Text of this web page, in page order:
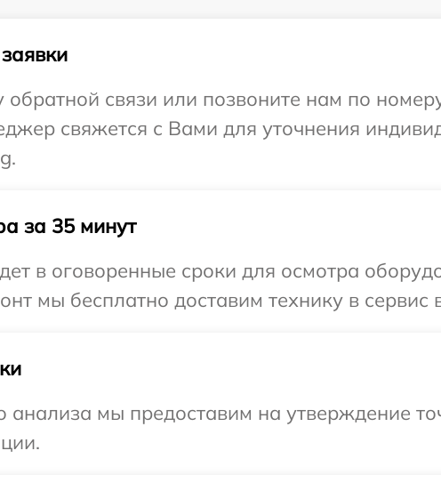
связи или позвоните нам по
свяжется с Вами для уточнения
за 35 минут
в оговоренные сроки для осмотра
мы бесплатно доставим технику в сервис
анализа мы предоставим на утверждение